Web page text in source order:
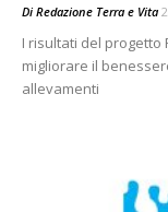
Di Redazione Terra e Vita
I risultati del progetto
migliorare il
allevamenti